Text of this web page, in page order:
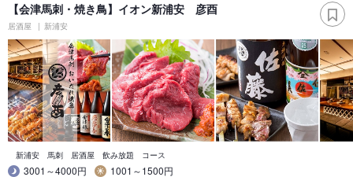
【会津馬刺・焼き鳥】イオン新浦安 彦酉
居酒屋 新浦安
新浦安 馬刺 居酒屋 飲み放題 コース
3001～4000円
1001～1500円